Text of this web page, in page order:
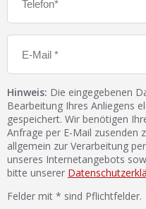
Hinweis: Die eingegebenen
Bearbeitung Ihres Anliegens
gespeichert. Wir benötigen
Anfrage per E-Mail zusenden
allgemein zur Verarbeitung
unseres Internetangebots
bitte unserer
Felder mit * sind Pflichtfelder.